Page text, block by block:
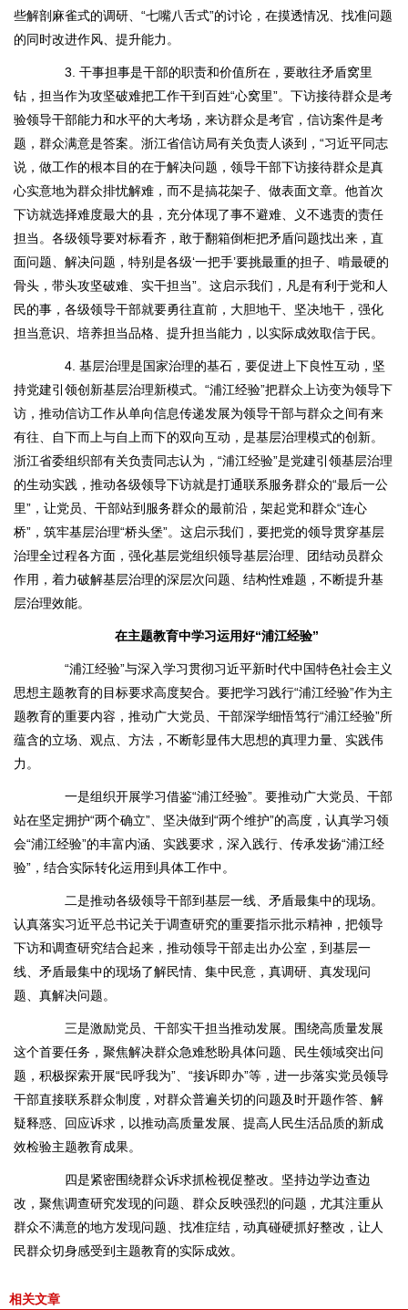
些解剖麻雀式的调研、“七嘴八舌式”的讨论，在摸透情况、找准问题
的同时改进作风、提升能力。
3. 干事担事是干部的职责和价值所在，要敢往矛盾窝里
钻，担当作为攻坚破难把工作干到百姓“心窝里”。下访接待群众是考
验领导干部能力和水平的大考场，来访群众是考官，信访案件是考
题，群众满意是答案。浙江省信访局有关负责人谈到，“习近平同志
说，做工作的根本目的在于解决问题，领导干部下访接待群众是真
心实意地为群众排忧解难，而不是搞花架子、做表面文章。他首次
下访就选择难度最大的县，充分体现了事不避难、义不逃责的责任
担当。各级领导要对标看齐，敢于翻箱倒柜把矛盾问题找出来，直
面问题、解决问题，特别是各级‘一把手’要挑最重的担子、啃最硬的
骨头，带头攻坚破难、实干担当”。这启示我们，凡是有利于党和人
民的事，各级领导干部就要勇往直前，大胆地干、坚决地干，强化
担当意识、培养担当品格、提升担当能力，以实际成效取信于民。
4. 基层治理是国家治理的基石，要促进上下良性互动，坚
持党建引领创新基层治理新模式。“浦江经验”把群众上访变为领导下
访，推动信访工作从单向信息传递发展为领导干部与群众之间有来
有往、自下而上与自上而下的双向互动，是基层治理模式的创新。
浙江省委组织部有关负责同志认为，“浦江经验”是党建引领基层治理
的生动实践，推动各级领导下访就是打通联系服务群众的“最后一公
里”，让党员、干部站到服务群众的最前沿，架起党和群众“连心
桥”，筑牢基层治理“桥头堡”。这启示我们，要把党的领导贯穿基层
治理全过程各方面，强化基层党组织领导基层治理、团结动员群众
作用，着力破解基层治理的深层次问题、结构性难题，不断提升基
层治理效能。
在主题教育中学习运用好“浦江经验”
“浦江经验”与深入学习贯彻习近平新时代中国特色社会主义
思想主题教育的目标要求高度契合。要把学习践行“浦江经验”作为主
题教育的重要内容，推动广大党员、干部深学细悟笃行“浦江经验”所
蕴含的立场、观点、方法，不断彰显伟大思想的真理力量、实践伟
力。
一是组织开展学习借鉴“浦江经验”。要推动广大党员、干部
站在坚定拥护“两个确立”、坚决做到“两个维护”的高度，认真学习领
会“浦江经验”的丰富内涵、实践要求，深入践行、传承发扬“浦江经
验”，结合实际转化运用到具体工作中。
二是推动各级领导干部到基层一线、矛盾最集中的现场。
认真落实习近平总书记关于调查研究的重要指示批示精神，把领导
下访和调查研究结合起来，推动领导干部走出办公室，到基层一
线、矛盾最集中的现场了解民情、集中民意，真调研、真发现问
题、真解决问题。
三是激励党员、干部实干担当推动发展。围绕高质量发展
这个首要任务，聚焦解决群众急难愁盼具体问题、民生领域突出问
题，积极探索开展“民呼我为”、“接诉即办”等，进一步落实党员领导
干部直接联系群众制度，对群众普遍关切的问题及时开题作答、解
疑释惑、回应诉求，以推动高质量发展、提高人民生活品质的新成
效检验主题教育成果。
四是紧密围绕群众诉求抓检视促整改。坚持边学边查边
改，聚焦调查研究发现的问题、群众反映强烈的问题，尤其注重从
群众不满意的地方发现问题、找准症结，动真碰硬抓好整改，让人
民群众切身感受到主题教育的实际成效。
相关文章